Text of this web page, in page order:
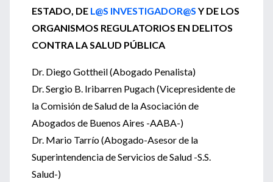
ESTADO, DE L@S INVESTIGADOR@S Y DE LOS
ORGANISMOS REGULATORIOS EN DELITOS
CONTRA LA SALUD PÚBLICA
Dr. Diego Gottheil (Abogado Penalista)
Dr. Sergio B. Iribarren Pugach (Vicepresidente de
la Comisión de Salud de la Asociación de
Abogados de Buenos Aires -AABA-)
Dr. Mario Tarrío (Abogado-Asesor de la
Superintendencia de Servicios de Salud -S.S.
Salud-)